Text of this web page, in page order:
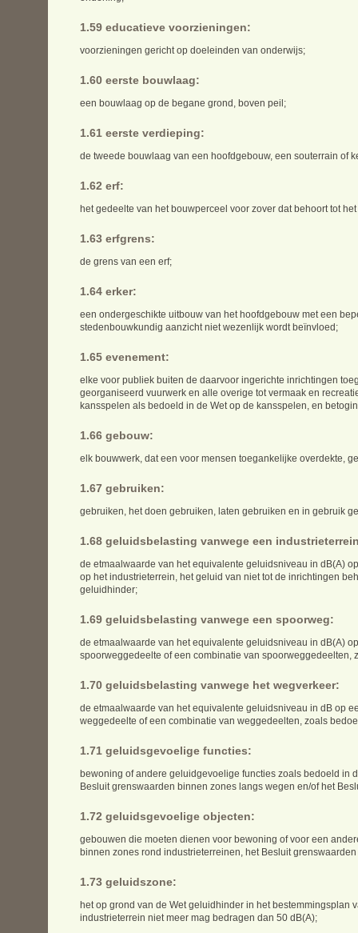
1.59 educatieve voorzieningen:
voorzieningen gericht op doeleinden van onderwijs;
1.60 eerste bouwlaag:
een bouwlaag op de begane grond, boven peil;
1.61 eerste verdieping:
de tweede bouwlaag van een hoofdgebouw, een souterrain of
1.62 erf:
het gedeelte van het bouwperceel voor zover dat behoort tot
1.63 erfgrens:
de grens van een erf;
1.64 erker:
een ondergeschikte uitbouw van het hoofdgebouw met een
stedenbouwkundig aanzicht niet wezenlijk wordt beïnvloed;
1.65 evenement:
elke voor publiek buiten de daarvoor ingerichte inrichtingen
georganiseerd vuurwerk en alle overige tot vermaak en
kansspelen als bedoeld in de Wet op de kansspelen, en
1.66 gebouw:
elk bouwwerk, dat een voor mensen toegankelijke overdekte,
1.67 gebruiken:
gebruiken, het doen gebruiken, laten gebruiken en in gebruik
1.68 geluidsbelasting vanwege een
de etmaalwaarde van het equivalente geluidsniveau in dB(A)
op het industrieterrein, het geluid van niet tot de inrichtingen
geluidhinder;
1.69 geluidsbelasting vanwege een spoorweg:
de etmaalwaarde van het equivalente geluidsniveau in dB(A)
spoorweggedeelte of een combinatie van
1.70 geluidsbelasting vanwege het wegverkeer:
de etmaalwaarde van het equivalente geluidsniveau in dB op
weggedeelte of een combinatie van weggedeelten, zoals
1.71 geluidsgevoelige functies:
bewoning of andere geluidgevoelige functies zoals bedoeld in
Besluit grenswaarden binnen zones langs wegen en/of het
1.72 geluidsgevoelige objecten:
gebouwen die moeten dienen voor bewoning of voor een
binnen zones rond industrieterreinen, het Besluit
1.73 geluidszone:
het op grond van de Wet geluidhinder in het
industrieterrein niet meer mag bedragen dan 50 dB(A);